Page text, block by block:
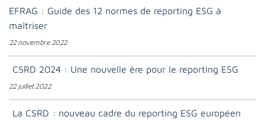
EFRAG : Guide des 12 normes de reporting ESG à
maîtriser
22 novembre 2022
CSRD 2024 : Une nouvelle ère pour le reporting ESG
22 juillet 2022
La CSRD : nouveau cadre du reporting ESG européen